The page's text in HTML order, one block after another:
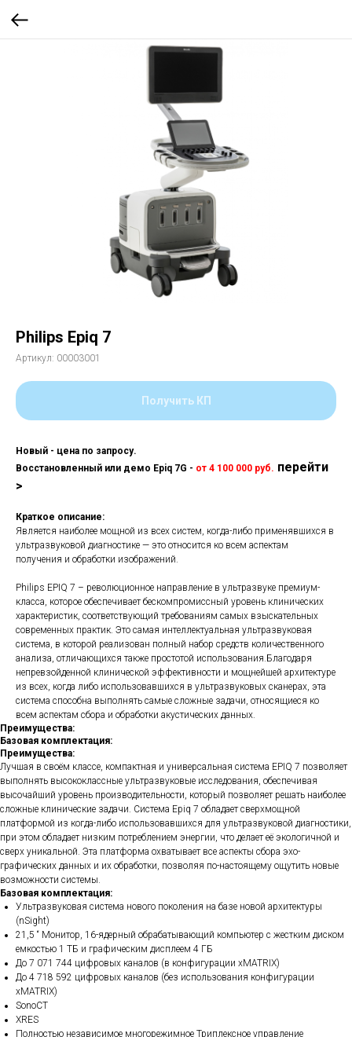
Philips Epiq 7
Артикул: 00003001
Получить КП
Новый - цена по запросу.
Восстановленный или демо Epiq 7G - от 4 100 000 руб. перейти
>
Краткое описание:
Является наиболее мощной из всех систем, когда-либо применявшихся в
ультразвуковой диагностике — это относится ко всем аспектам
получения и обработки изображений.
Philips EPIQ 7 – революционное направление в ультразвуке премиум-
класса, которое обеспечивает бескомпромиссный уровень клинических
характеристик, соответствующий требованиям самых взыскательных
современных практик. Это самая интеллектуальная ультразвуковая
система, в которой реализован полный набор средств количественного
анализа, отличающихся также простотой использования.Благодаря
непревзойденной клинической эффективности и мощнейшей архитектуре
из всех, когда либо использовавшихся в ультразвуковых сканерах, эта
система способна выполнять самые сложные задачи, относящиеся ко
всем аспектам сбора и обработки акустических данных.
Преимущества:
Базовая комплектация:
Преимущества:
Лучшая в своём классе, компактная и универсальная система EPIQ 7 позволяет
выполнять высококлассные ультразвуковые исследования, обеспечивая
высочайший уровень производительности, который позволяет решать наиболее
сложные клинические задачи. Система Epiq 7 обладает сверхмощной
платформой из когда-либо использовавшихся для ультразвуковой диагностики,
при этом обладает низким потреблением энергии, что делает её экологичной и
сверх уникальной. Эта платформа охватывает все аспекты сбора эхо-
графических данных и их обработки, позволяя по-настоящему ощутить новые
возможности системы.
Базовая комплектация:
Ультразвуковая система нового поколения на базе новой архитектуры
(nSight)
21,5 “ Монитор, 16-ядерный обрабатывающий компьютер с жестким диском
емкостью 1 ТБ и графическим дисплеем 4 ГБ
До 7 071 744 цифровых каналов (в конфигурации xMATRIX)
До 4 718 592 цифровых каналов (без использования конфигурации
xMATRIX)
SonoCT
XRES
Полностью независимое многорежимное Триплексное управление